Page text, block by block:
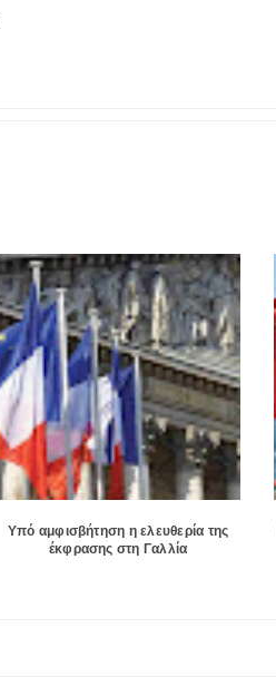
Υπό αμφισβήτηση η ελευθερία της
έκφρασης στη Γαλλία